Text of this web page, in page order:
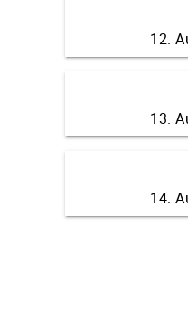
12.
13.
14.